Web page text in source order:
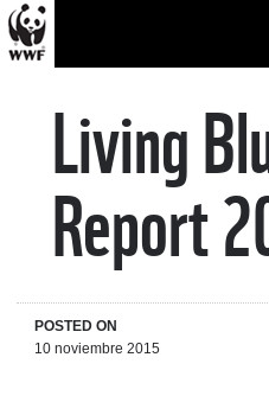
Living
Report
POSTED ON
10 noviembre 2015